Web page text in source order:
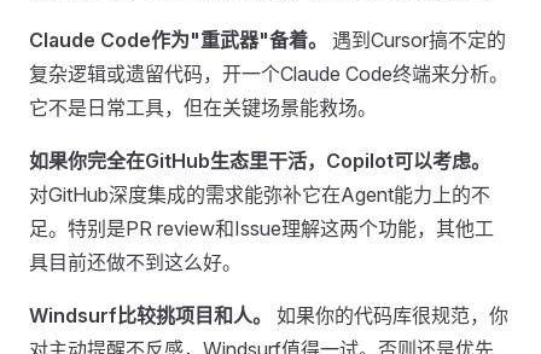
Claude Code作为"重武器"备着。
遇到Cursor搞不定的
复杂逻辑或遗留代码，开一个Claude Code终端来分析。
它不是日常工具，但在关键场景能救场。
如果你完全在GitHub生态里干活，Copilot可以考虑。
对GitHub深度集成的需求能弥补它在Agent能力上的不
足。特别是PR review和Issue理解这两个功能，其他工
具目前还做不到这么好。
Windsurf比较挑项目和人。
如果你的代码库很规范，你
对主动提醒不反感，Windsurf值得一试。否则还是优先